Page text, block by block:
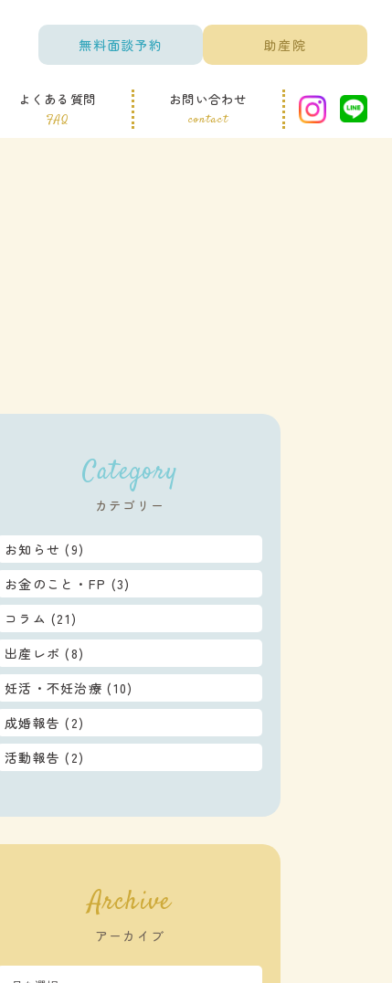
無料面談予約 助産院
よくある質問
FAQ
お問い合わせ
contact
Category
カテゴリー
お知らせ (9)
お金のこと・FP (3)
コラム (21)
出産レポ (8)
妊活・不妊治療 (10)
成婚報告 (2)
活動報告 (2)
Archive
アーカイブ